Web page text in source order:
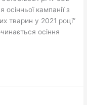
кампанії з
тварин у 2021 році”
осіння